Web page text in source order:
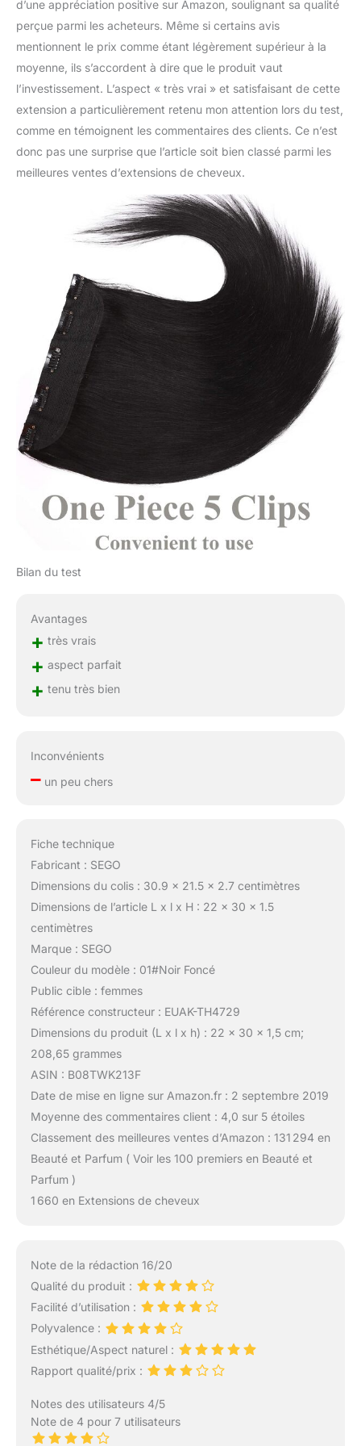
d’une appréciation positive sur Amazon, soulignant sa qualité
perçue parmi les acheteurs. Même si certains avis
mentionnent le prix comme étant légèrement supérieur à la
moyenne, ils s’accordent à dire que le produit vaut
l’investissement. L’aspect « très vrai » et satisfaisant de cette
extension a particulièrement retenu mon attention lors du test,
comme en témoignent les commentaires des clients. Ce n’est
donc pas une surprise que l’article soit bien classé parmi les
meilleures ventes d’extensions de cheveux.
Bilan du test
Avantages
+ très vrais
+ aspect parfait
+ tenu très bien
Inconvénients
–un peu chers
Fiche technique
Fabricant : SEGO
Dimensions du colis : 30.9 x 21.5 x 2.7 centimètres
Dimensions de l’article L x l x H : 22 x 30 x 1.5
centimètres
Marque : SEGO
Couleur du modèle : 01#Noir Foncé
Public cible : femmes
Référence constructeur : EUAK-TH4729
Dimensions du produit (L x l x h) : 22 x 30 x 1,5 cm;
208,65 grammes
ASIN : B08TWK213F
Date de mise en ligne sur Amazon.fr : 2 septembre 2019
Moyenne des commentaires client : 4,0 sur 5 étoiles
Classement des meilleures ventes d’Amazon : 131 294 en
Beauté et Parfum ( Voir les 100 premiers en Beauté et
Parfum )
1 660 en Extensions de cheveux
Note de la rédaction 16/20
Qualité du produit :
Facilité d’utilisation :
Polyvalence :
Esthétique/Aspect naturel :
Rapport qualité/prix :
Notes des utilisateurs 4/5
Note de 4 pour 7 utilisateurs